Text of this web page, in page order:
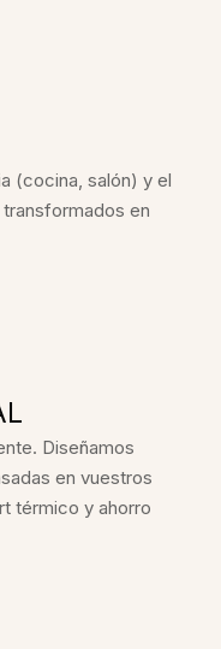
(cocina, salón) y el
en
Diseñamos
en vuestros
térmico y ahorro